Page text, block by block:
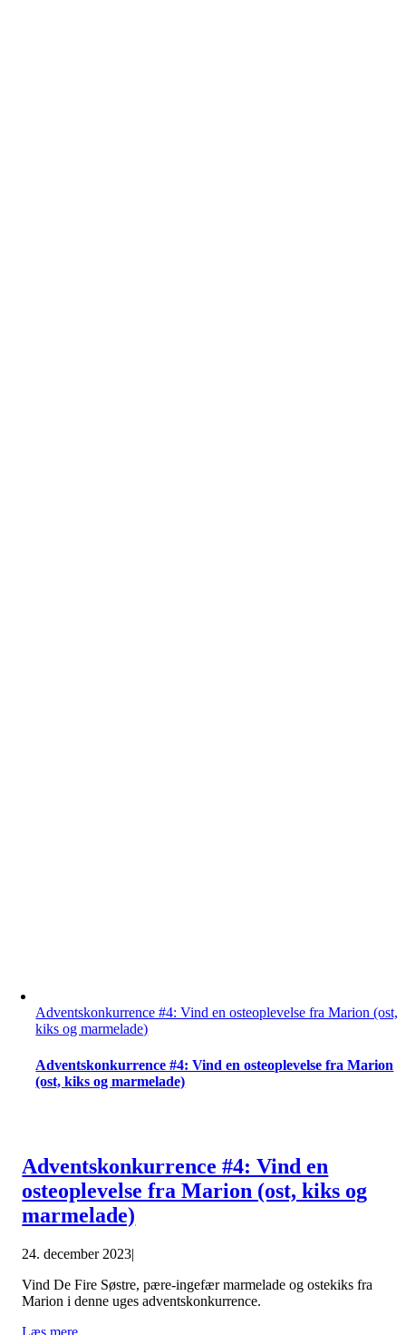
Adventskonkurrence #4: Vind en osteoplevelse fra Marion (ost,
kiks og marmelade)
Adventskonkurrence #4: Vind en osteoplevelse fra Marion
(ost, kiks og marmelade)
Adventskonkurrence #4: Vind en
osteoplevelse fra Marion (ost, kiks og
marmelade)
24. december 2023|
Vind De Fire Søstre, pære-ingefær marmelade og ostekiks fra
Marion i denne uges adventskonkurrence.
Læs mere